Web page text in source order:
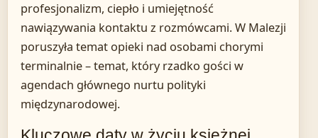
profesjonalizm, ciepło i umiejętność
nawiązywania kontaktu z rozmówcami. W Malezji
poruszyła temat opieki nad osobami chorymi
terminalnie – temat, który rzadko gości w
agendach głównego nurtu polityki
międzynarodowej.